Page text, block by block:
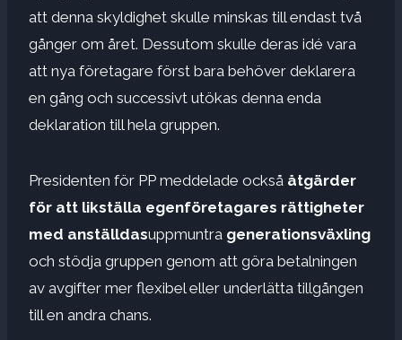
att denna skyldighet skulle minskas till endast två
gånger om året. Dessutom skulle deras idé vara
att nya företagare först bara behöver deklarera
en gång och successivt utökas denna enda
deklaration till hela gruppen.
Presidenten för PP meddelade också åtgärder
för att likställa egenföretagares rättigheter
med anställdasuppmuntra generationsväxling
och stödja gruppen genom att göra betalningen
av avgifter mer flexibel eller underlätta tillgången
till en andra chans.